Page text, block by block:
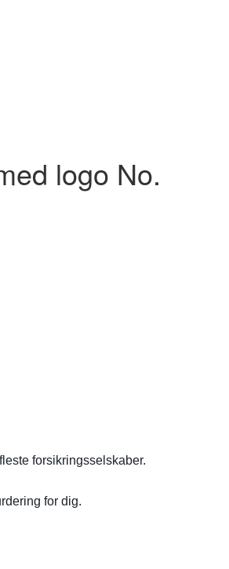
logo No.
forsikringsselskaber.
for dig.